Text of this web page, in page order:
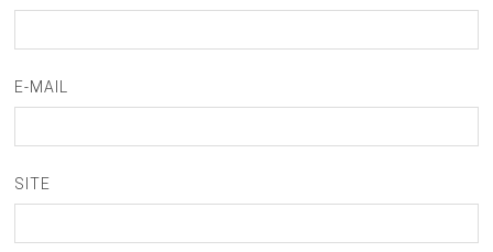
E-MAIL
SITE